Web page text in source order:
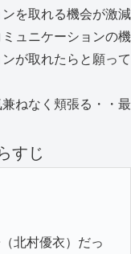
を取れる機会が激減
ュニケーションの機
が取れたらと願って
ねなく頬張る・・最
すじ
北村優衣）だっ